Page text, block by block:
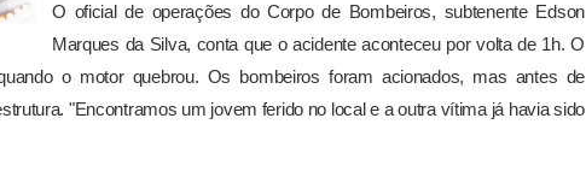
O oficial de operações do Corpo de Bombeiros, subtenente Edson
Marques da Silva, conta que o acidente aconteceu por volta de 1h. O
o motor quebrou. Os bombeiros foram acionados, mas antes de
"Encontramos um jovem ferido no local e a outra vítima já havia sido